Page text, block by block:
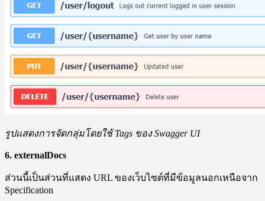
รูปแสดงการจัดกลุ่มโดยใช้ Tags ของ Swagger UI
6. externalDocs
ส่วนนี้เป็นส่วนที่แสดง URL ของเว็บไซต์ที่มีข้อมูลนอกเหนือจาก
Specification